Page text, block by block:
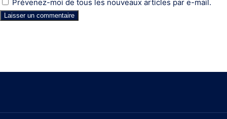
Prévenez-moi de tous les nouveaux articles par e-mail.